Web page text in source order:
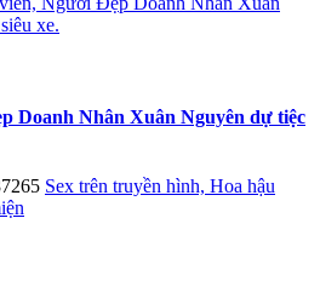
xe.
Doanh Nhân Xuân Nguyên dự tiệc
Sex trên truyền hình, Hoa hậu